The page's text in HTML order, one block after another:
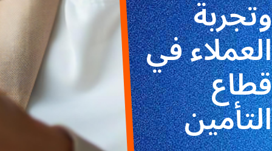
وتجربة
العملاء في
قطاع
التأمين